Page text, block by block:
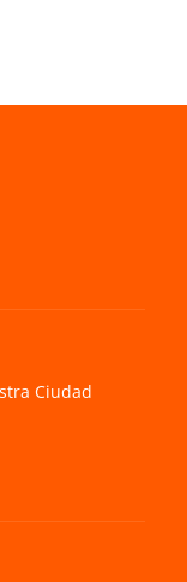
Ciudad